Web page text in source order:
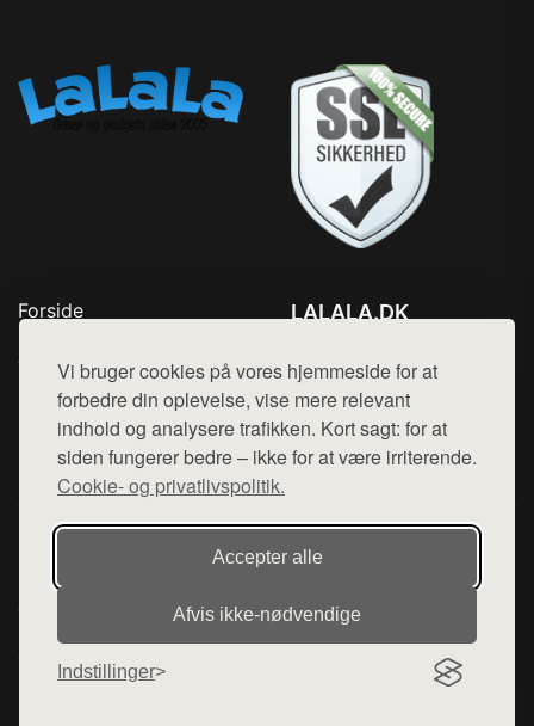
Vi bruger cookies på vores hjemmeside for at
forbedre din oplevelse, vise mere relevant
indhold og analysere trafikken. Kort sagt: for at
siden fungerer bedre – ikke for at være irriterende.
Cookie- og privatlivspolitik.
Accepter alle
Afvis ikke‑nødvendige
Indstillinger
Forside
Top Rabatter
Blog
Kontakt
LALALA.DK
Mail: hej@want.dk
Cookie- og privatlivspolitik
Denne side er en del af want.dk, der udgiver en række
hjemmesider med præsentation af forskellige produkter fra
diverse webshops. Der sælges ikke varer fra denne side - vi
varerne på lager.